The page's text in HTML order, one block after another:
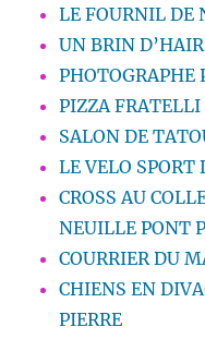
LE FOURNIL DE
UN BRIN
PHOTOGRAPHE
PIZZA
SALON DE
LE VELO SPORT
CROSS AU
NEUILLE PONT
COURRIER DU
CHIENS EN
PIERRE